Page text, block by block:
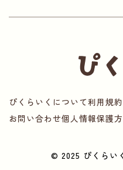
ぴくらいくについて利用規約
お問い合わせ個人情報保護
© 2025 ぴくらい